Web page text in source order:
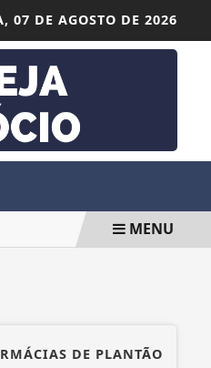
07 DE AGOSTO DE 2026
MENU
DE PLANTÃO